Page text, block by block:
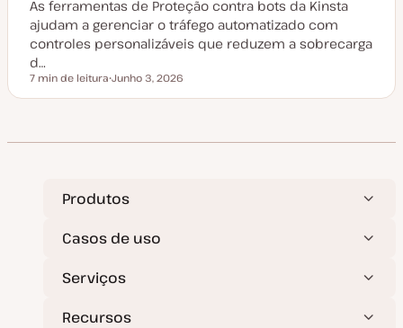
a
i
z
a
ã
As ferramentas de Proteção contra bots da Kinsta
ajudam a gerenciar o tráfego automatizado com
controles personalizáveis que reduzem a sobrecarga
d…
Tempo de leitura
7 min de leitura
a
a
l
a
o
Junho 3, 2026
Produtos
Casos de uso
Serviços
Recursos